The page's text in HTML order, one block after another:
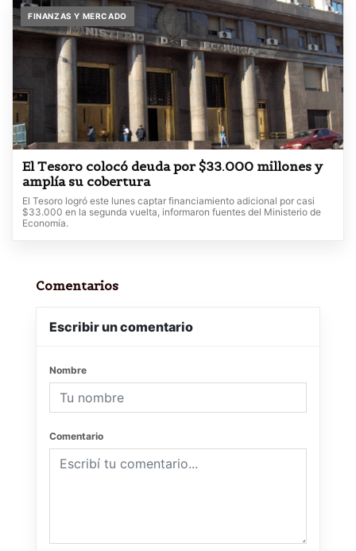
FINANZAS Y MERCADO
El Tesoro colocó deuda por $33.000 millones y
amplía su cobertura
El Tesoro logró este lunes captar financiamiento adicional por casi
$33.000 en la segunda vuelta, informaron fuentes del Ministerio de
Economía.
Comentarios
Escribir un comentario
Nombre
Comentario